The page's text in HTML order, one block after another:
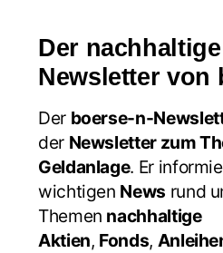
Der
Newsletter von
Der boerse-n-
der Newsletter zum
Geldanlage. Er
wichtigen News rund
Themen nachhaltige
Aktien, Fonds,